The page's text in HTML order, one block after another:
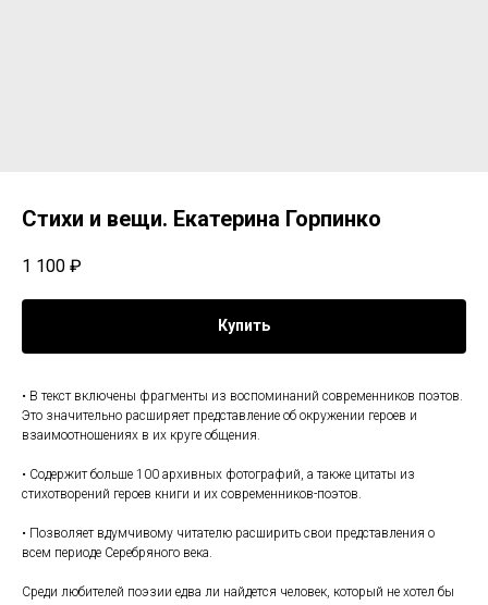
Стихи и вещи. Екатерина Горпинко
1 100 ₽
Купить
• В текст включены фрагменты из воспоминаний современников поэтов.
Это значительно расширяет представление об окружении героев и
взаимоотношениях в их круге общения.
• Содержит больше 100 архивных фотографий, а также цитаты из
стихотворений героев книги и их современников-поэтов.
• Позволяет вдумчивому читателю расширить свои представления о
всем периоде Серебряного века.
Среди любителей поэзии едва ли найдется человек, который не хотел бы